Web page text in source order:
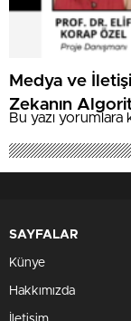
Medya ve
Zekanın
Farkındalık
Bu yazı yorumlara
SAYFALAR
Künye
Hakkımızda